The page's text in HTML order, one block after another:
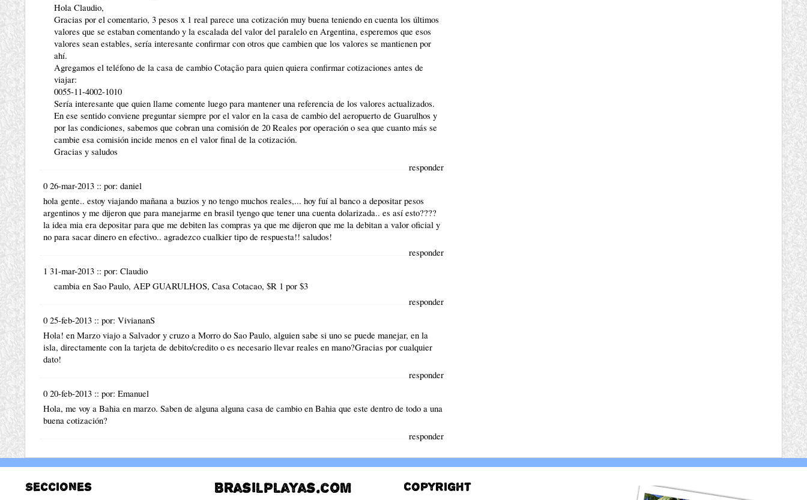
Hola Claudio,
Gracias por el comentario, 3 pesos x 1 real parece una cotización muy buena teniendo en cuenta los últimos
valores que se estaban comentando y la escalada del valor del paralelo en Argentina, esperemos que esos
valores sean estables, sería interesante confirmar con otros que cambien que los valores se mantienen por
ahí.
Agregamos el teléfono de la casa de cambio Cotação para quien quiera confirmar cotizaciones antes de
viajar:
0055-11-4002-1010
Sería interesante que quien llame comente luego para mantener una referencia de los valores actualizados.
En ese sentido conviene preguntar siempre por el valor en la casa de cambio del aeropuerto de Guarulhos y
por las condiciones, sabemos que cobran una comisión de 20 Reales por operación o sea que cuanto más se
cambie esa comisión incide menos en el valor final de la cotización.
Gracias y saludos
responder
0 26-mar-2013 :: por: daniel
hola gente.. estoy viajando mañana a buzios y no tengo muchos reales,... hoy fuí al banco a depositar pesos
argentinos y me dijeron que para manejarme en brasil tyengo que tener una cuenta dolarizada.. es así esto????
la idea mia era depositar para que me debiten las compras ya que me dijeron que me la debitan a valor oficial y
no para sacar dinero en efectivo.. agradezco cualkier tipo de respuesta!! saludos!
responder
1 31-mar-2013 :: por: Claudio
cambia en Sao Paulo, AEP GUARULHOS, Casa Cotacao, $R 1 por $3
responder
0 25-feb-2013 :: por: ViviananS
Hola! en Marzo viajo a Salvador y cruzo a Morro do Sao Paulo, alguien sabe si uno se puede manejar, en la
isla, directamente con la tarjeta de debito/credito o es necesario llevar reales en mano?Gracias por cualquier
dato!
responder
0 20-feb-2013 :: por: Emanuel
Hola, me voy a Bahia en marzo. Saben de alguna alguna casa de cambio en Bahia que este dentro de todo a una
buena cotización?
responder
Secciones Brasilplayas.com Copyright